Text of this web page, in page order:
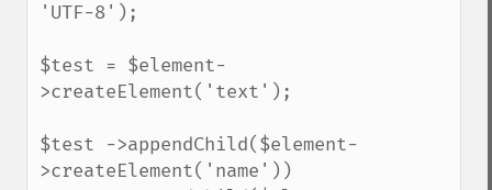
'UTF-8');
$test = $element-
>createElement('text');
$test ->appendChild($element-
>createElement('name'))